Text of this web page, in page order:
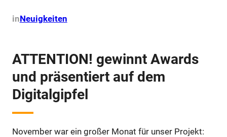
inNeuigkeiten
ATTENTION! gewinnt Awards
und präsentiert auf dem
Digitalgipfel
November war ein großer Monat für unser Projekt: